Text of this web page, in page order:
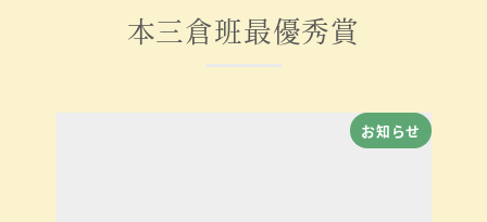
本三倉班最優秀賞
お知らせ